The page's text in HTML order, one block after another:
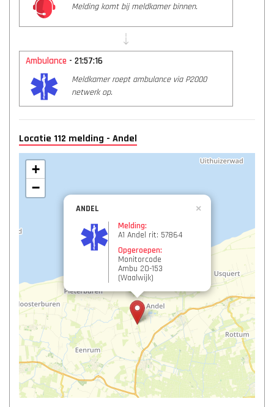
Melding komt bij meldkamer binnen.
Ambulance - 21:57:16
Meldkamer roept ambulance via P2000
netwerk op.
Locatie 112 melding - Andel
ANDEL
Melding:
A1 Andel rit: 57864
Opgeroepen:
Monitorcode
Ambu 20-153
(Waalwijk)
×
+
−